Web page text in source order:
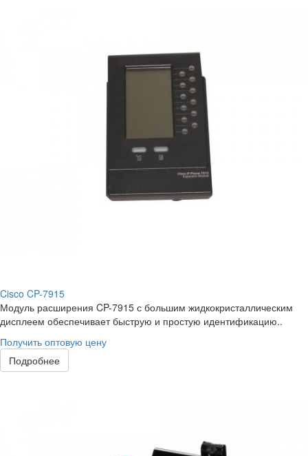
Cisco CP-7915
Модуль расширения CP-7915 с большим жидкокристаллическим
дисплеем обеспечивает быструю и простую идентификацию..
Получить оптовую цену
Подробнее